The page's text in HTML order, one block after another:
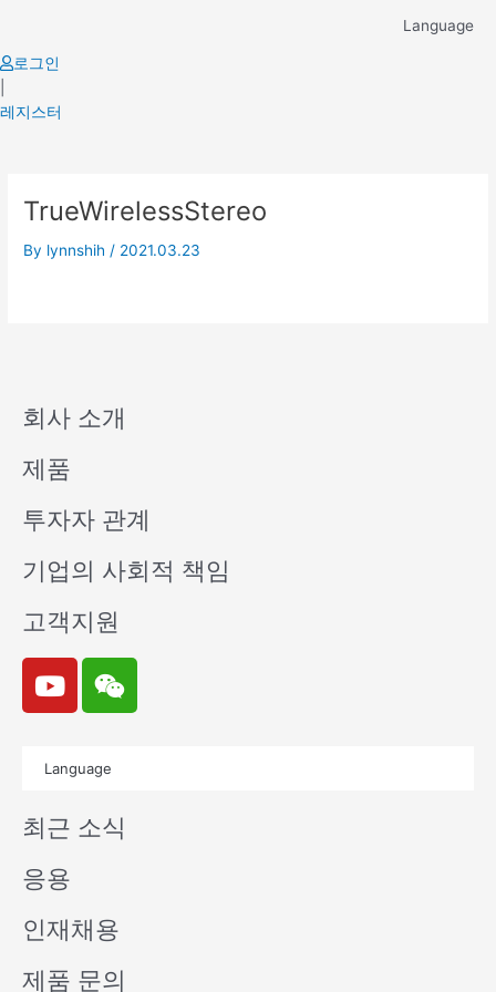
content
Language
로그인
레지스터
TrueWirelessStereo
By lynnshih / 2021.03.23
회사 소개
제품
투자자 관계
기업의 사회적 책임
고객지원
Y
o
u
e
W
e
i
n
Language
최근 소식
응용
인재채용
제품 문의